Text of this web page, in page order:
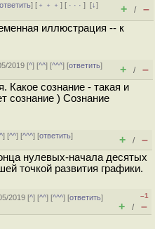
ответить] [ ﹢﹢﹢] [ · · ·][↓]
+ / –
иллюстрация -- к
2019 [^] [^^] [^^^] [ответить]
+ / –
Какое сознание - такая и
сознание ) Сознание
^] [^^] [^^^] [ответить]
+ / –
нулевых-начала десятых
точкой развития графики.
2019 [^] [^^] [^^^] [ответить]
–1
+ / –